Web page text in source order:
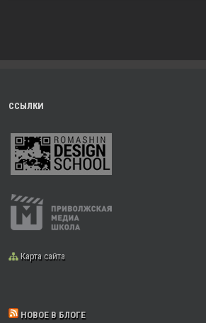
ССЫЛКИ
Карта сайта
НОВОЕ В БЛОГЕ